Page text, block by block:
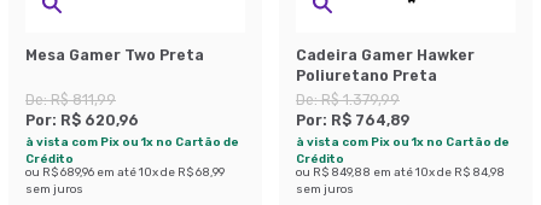
Mesa Gamer Two Preta
De:R$ 811,99
Por: R$ 620,96
à vista com Pix ou 1x no Cartão de
Crédito
ou R$ 689,96 em até10x de R$ 68,99
sem juros
Cadeira Gamer Hawker
Poliuretano Preta
De:R$ 1.379,99
Por: R$ 764,89
à vista com Pix ou 1x no Cartão de
Crédito
ou R$ 849,88 em até10x de R$ 84,98
sem juros